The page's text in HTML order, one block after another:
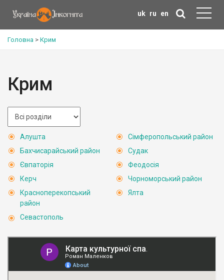
uk ru en
Головна > Крим
Крим
Алушта
Бахчисарайський район
Євпаторія
Керч
Красноперекопський
район
Севастополь
Сімферопольський район
Судак
Феодосія
Чорноморський район
Ялта